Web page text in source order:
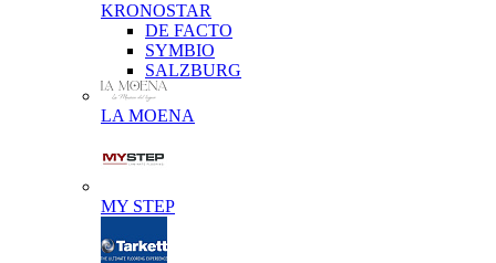
KRONOSTAR
DE FACTO
SYMBIO
SALZBURG
LA MOENA
MY STEP